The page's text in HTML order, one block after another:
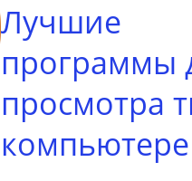
Лучшие
программы
просмотра
компьютере